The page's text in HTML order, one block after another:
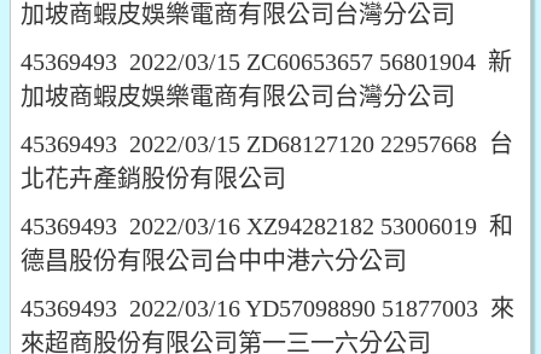
加坡商蝦皮娛樂電商有限公司台灣分公司
45369493 2022/03/15 ZC60653657 56801904 新
加坡商蝦皮娛樂電商有限公司台灣分公司
45369493 2022/03/15 ZD68127120 22957668 台
北花卉產銷股份有限公司
45369493 2022/03/16 XZ94282182 53006019 和
德昌股份有限公司台中中港六分公司
45369493 2022/03/16 YD57098890 51877003 來
來超商股份有限公司第一三一六分公司